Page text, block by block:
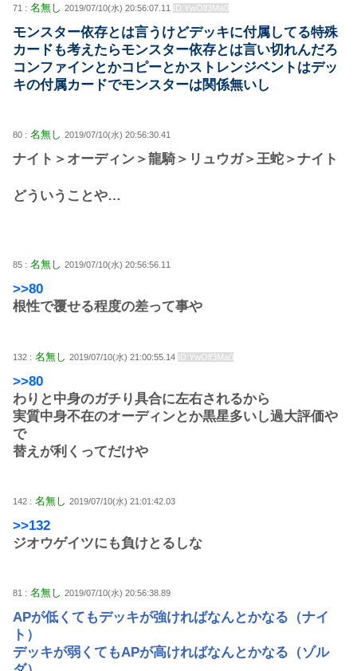
71 : 名無し 2019/07/10(水) 20:56:07.11 ID:YwOlf3Ma0
モンスター依存とは言うけどデッキに付属してる特殊
カードも考えたらモンスター依存とは言い切れんだろ
コンファインとかコピーとかストレンジベントはデッ
キの付属カードでモンスターは関係無いし
80 : 名無し 2019/07/10(水) 20:56:30.41
ナイト＞オーディン＞龍騎＞リュウガ＞王蛇＞ナイト
どういうことや…
85 : 名無し 2019/07/10(水) 20:56:56.11
>>80
根性で覆せる程度の差って事や
132 : 名無し 2019/07/10(水) 21:00:55.14 ID:YwOlf3Ma0
>>80
わりと中身のガチり具合に左右されるから
実質中身不在のオーディンとか黒星多いし過大評価や
で
替えが利くってだけや
142 : 名無し 2019/07/10(水) 21:01:42.03
>>132
ジオウゲイツにも負けとるしな
81 : 名無し 2019/07/10(水) 20:56:38.89
APが低くてもデッキが強ければなんとかなる（ナイ
ト）
デッキが弱くてもAPが高ければなんとかなる（ゾル